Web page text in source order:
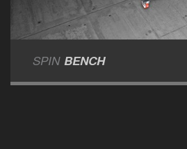
SPIN BENCH